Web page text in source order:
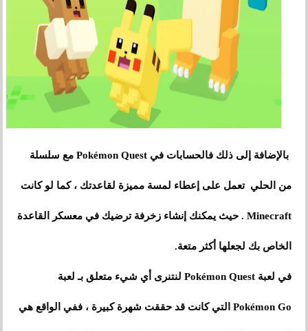
بالإضافة إلى ذلك فالحسابات في Pokémon Quest مع سلسلة
من الحلي تعمل على إعطاء لمسة مميزة لقاعدتك ، كما لو كانت
Minecraft . حيث يمكنك إنشاء زخرفة ترضيك في معسكر القاعدة
الخاص بك لجعلها أكثر متعة.
في لعبة Pokémon Quest لنتنرى أي شيء متعلق بـ لعبة
Pokémon Go التي كانت قد حققت شهرة كبيرة ، ففي الواقع هي